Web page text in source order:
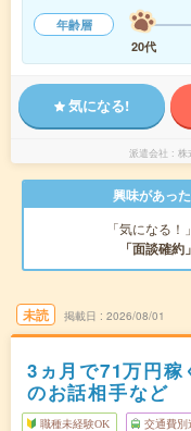
年齢層
20代
気になる!
派遣会社 株
興味があっ
「気になる
「面談確約」
未読 掲載日 2026/08/01
3ヵ月で71万円稼
のお話相手など
職種未経験OK 交通費別